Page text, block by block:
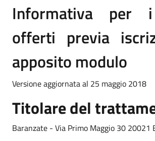
Informativa per
offerti previa
apposito modulo
Versione aggiornata al 25 maggio 2018
Titolare del
Baranzate - Via Primo Maggio 30 20021